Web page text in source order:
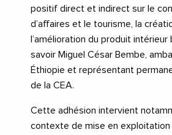
positif direct et indirect sur le
d’affaires et le tourisme, la
l’amélioration du produit intérieur
savoir Miguel César Bembe,
Éthiopie et représentant
de la CEA.
Cette adhésion intervient
contexte de mise en exploitation